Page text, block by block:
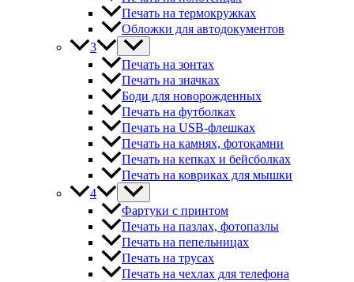
Печать на термокружках
Обложки для автодокументов
3
Печать на зонтах
Печать на значках
Боди для новорожденных
Печать на футболках
Печать на USB-флешках
Печать на камнях, фотокамни
Печать на кепках и бейсболках
Печать на ковриках для мышки
4
Фартуки с принтом
Печать на пазлах, фотопазлы
Печать на пепельницах
Печать на трусах
Печать на чехлах для телефона